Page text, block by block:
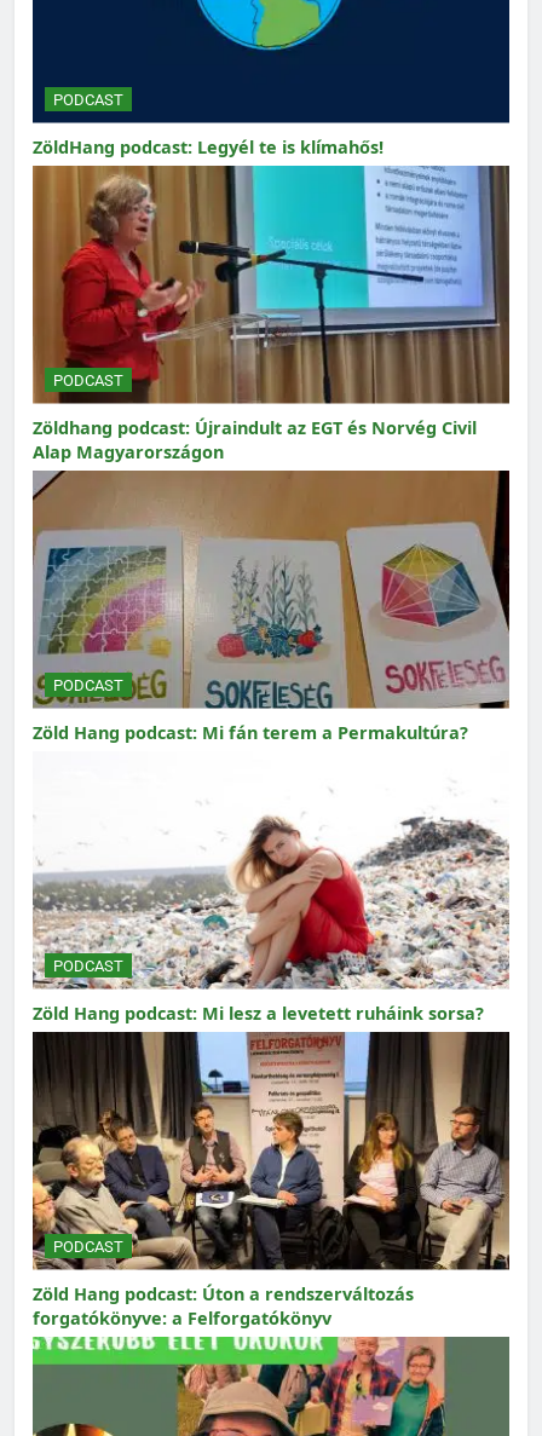
PODCAST
ZöldHang podcast: Legyél te is klímahős!
PODCAST
Zöldhang podcast: Újraindult az EGT és Norvég Civil
Alap Magyarországon
PODCAST
Zöld Hang podcast: Mi fán terem a Permakultúra?
PODCAST
Zöld Hang podcast: Mi lesz a levetett ruháink sorsa?
PODCAST
Zöld Hang podcast: Úton a rendszerváltozás
forgatókönyve: a Felforgatókönyv